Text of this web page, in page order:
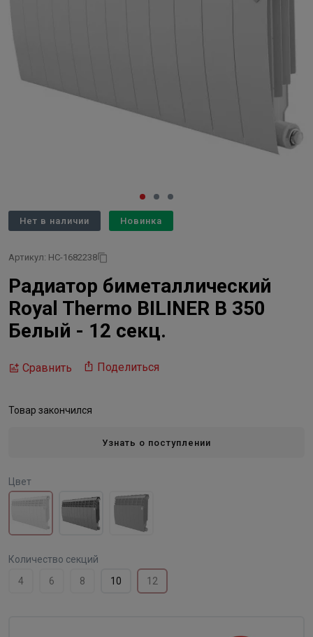
Нет в наличии Новинка
Артикул: НС-1682238
Радиатор биметаллический
Royal Thermo BILINER B 350
Белый - 12 секц.
Сравнить Поделиться
Товар закончился
Узнать о поступлении
Цвет
Количество секций
4
6 8 10 12